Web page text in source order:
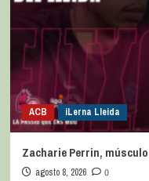
ACB iLerna Lleida
Zacharie Perrin,
agosto 8, 2026 0